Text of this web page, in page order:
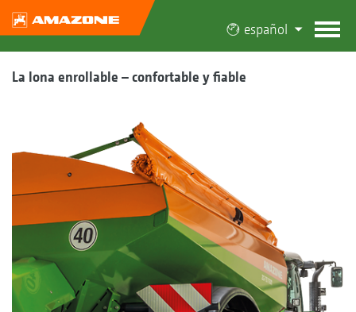
español
La lona enrollable – confortable y fiable